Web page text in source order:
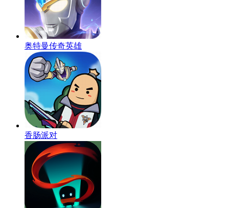
奥特曼传奇英雄
香肠派对